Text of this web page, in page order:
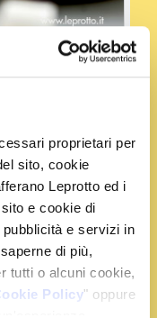
proprietari per
sito, cookie
Leprotto ed i
e cookie di
e servizi in
di più,
tutti o alcuni cookie,
Policy" oppure